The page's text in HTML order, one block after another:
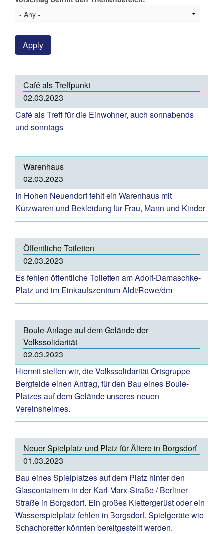
Apply
Café als Treffpunkt
02.03.2023
Café als Treff für die Einwohner, auch sonnabends
und sonntags
Warenhaus
02.03.2023
In Hohen Neuendorf fehlt ein Warenhaus mit
Kurzwaren und Bekleidung für Frau, Mann und Kinder
Öffentliche Toiletten
02.03.2023
Es fehlen öffentliche Toiletten am Adolf-Damaschke-
Platz und im Einkaufszentrum Aldi/Rewe/dm
Boule-Anlage auf dem Gelände der
Volkssolidarität
02.03.2023
Hiermit stellen wir, die Volkssolidarität Ortsgruppe
Bergfelde einen Antrag, für den Bau eines Boule-
Platzes auf dem Gelände unseres neuen
Vereinsheimes.
Neuer Spielplatz und Platz für Ältere in Borgsdorf
01.03.2023
Bau eines Spielplatzes auf dem Platz hinter den
Glascontainern in der Karl-Marx-Straße / Berliner
Straße in Borgsdorf. Ein großes Klettergerüst oder ein
Wasserspielplatz fehlen in Borgsdorf. Spielgeräte wie
Schachbretter könnten bereitgestellt werden.